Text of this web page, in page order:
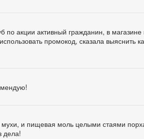
по акции активный гражданин, в
промокод, сказала выяснить
мухи, и пищевая моль целыми стаями
дела!